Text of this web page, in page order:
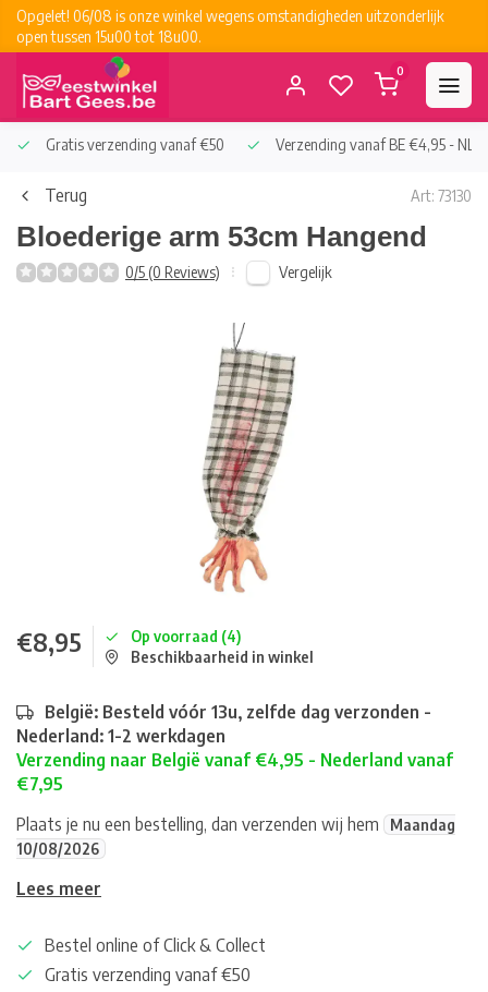
Opgelet! 06/08 is onze winkel wegens omstandigheden uitzonderlijk
open tussen 15u00 tot 18u00.
0
Gratis verzending vanaf €50 Verzending vanaf BE €4,95 - NL
Terug Art: 73130
Bloederige arm 53cm Hangend
0/5 (0 Reviews) Vergelijk
€8,95
Op voorraad (4)
Beschikbaarheid in winkel
België: Besteld vóór 13u, zelfde dag verzonden -
Nederland: 1-2 werkdagen
Verzending naar België vanaf €4,95 - Nederland vanaf
€7,95
Plaats je nu een bestelling, dan verzenden wij hem
Maandag
10/08/2026
Lees meer
Bestel online of Click & Collect
Gratis verzending vanaf €50